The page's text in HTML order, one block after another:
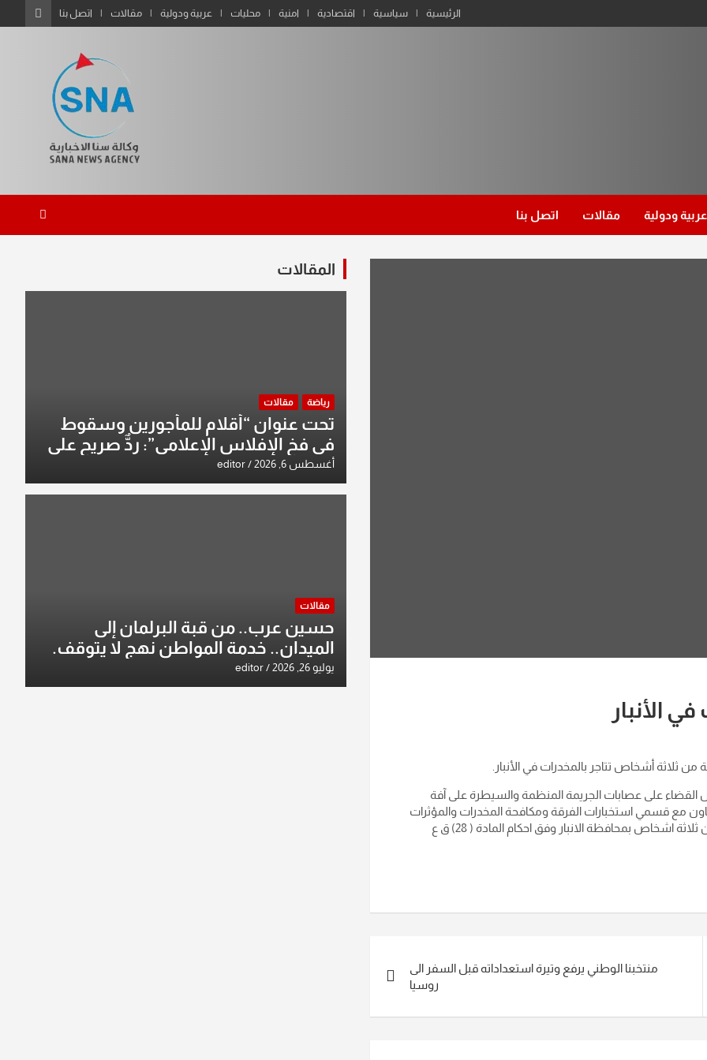
الرئيسية سياسية اقتصادية امنية محليات عربية ودولية مقالات اتصل بنا
عربية ودولية مقالات اتصل بنا
الأنبار
ثلاثة أشخاص تتاجر بالمخدرات في الأنبار.
القضاء على عصابات الجريمة المنظمة والسيطرة على آفة
مع قسمي استخبارات الفرقة ومكافحة المخدرات والمؤثرات
العقلية في وزارة الداخلية، عملية إلقاء القبض على عصابة مكونة من ثلاثة اشخاص بمحافظة الانبار وفق احكام المادة ( 28) ق ع
منتخبنا الوطني يرفع وتيرة استعداداته قبل السفر الى
روسيا
المقالات
رياضة مقالات
تحت عنوان “أقلام للمأجورين وسقوط
في فخ الإفلاس الإعلامي”: ردٌّ صريح على
افتراءات سمير الشكرجي
أغسطس 6, 2026 editor
مقالات
حسين عرب.. من قبة البرلمان إلى
الميدان.. خدمة المواطن نهج لا يتوقف.
يوليو 26, 2026 editor